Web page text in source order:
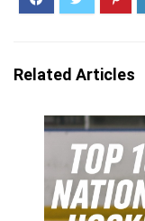
Related Articles